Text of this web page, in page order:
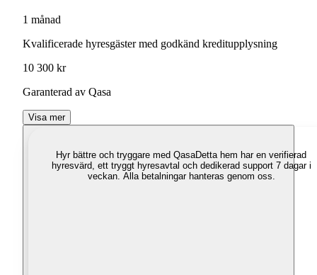
1 månad
Kvalificerade hyresgäster med godkänd kreditupplysning
10 300 kr
Garanterad av Qasa
Visa mer
Hyr bättre och tryggare med QasaDetta hem har en verifierad
hyresvärd, ett tryggt hyresavtal och dedikerad support 7 dagar i
veckan. Alla betalningar hanteras genom oss.